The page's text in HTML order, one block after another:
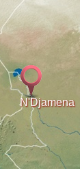
N'Djamena